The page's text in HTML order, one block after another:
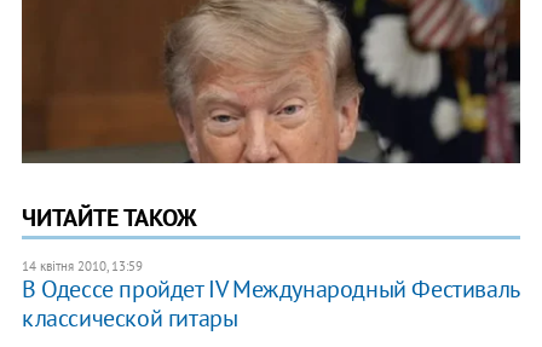
ЧИТАЙТЕ ТАКОЖ
14 квітня 2010, 13:59
В Одессе пройдет IV Международный Фестиваль
классической гитары